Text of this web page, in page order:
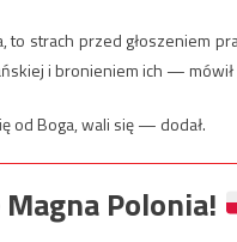
strach przed głoszeniem
i bronieniem ich —
od Boga, wali się — dodał.
Polonia!